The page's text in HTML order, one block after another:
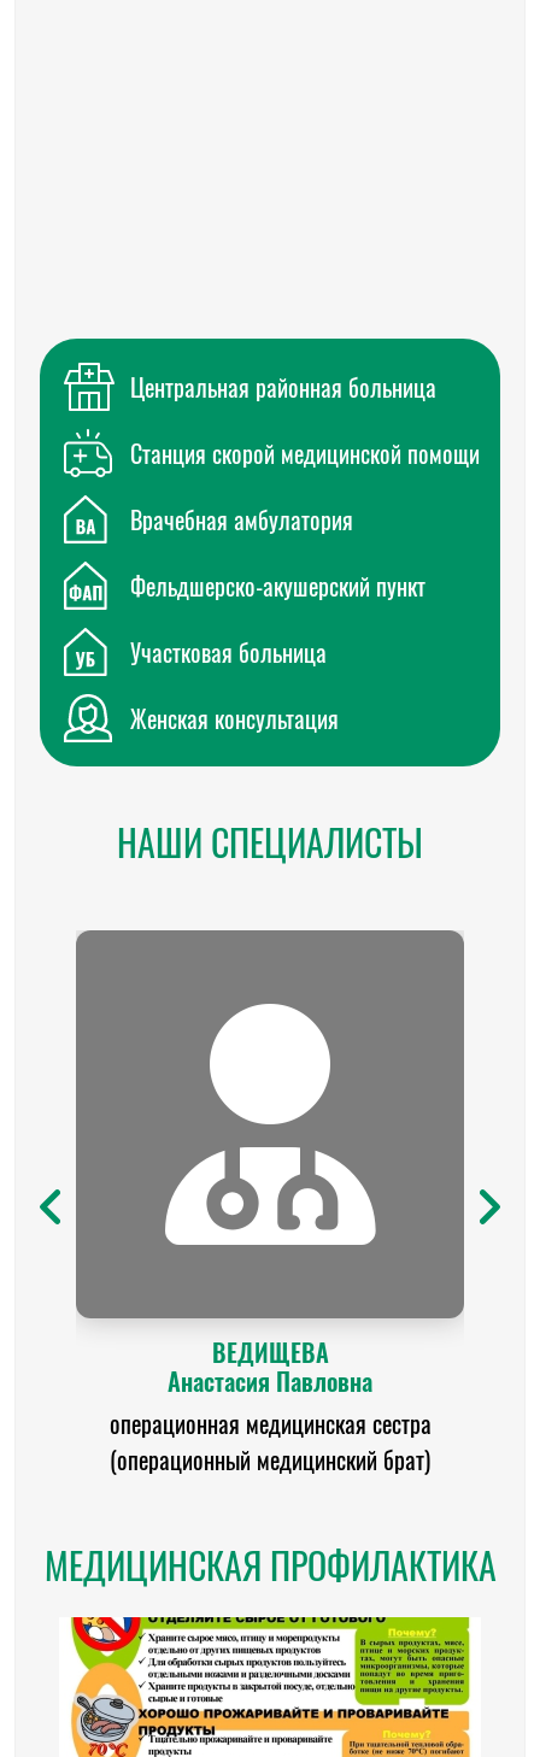
Центральная районная больница
Станция скорой медицинской помощи
Врачебная амбулатория
Фельдшерско-акушерский пункт
Участковая больница
Женская консультация
НАШИ СПЕЦИАЛИСТЫ
ВЕДИЩЕВА
Анастасия Павловна
операционная медицинская сестра
(операционный медицинский брат)
МЕДИЦИНСКАЯ ПРОФИЛАКТИКА